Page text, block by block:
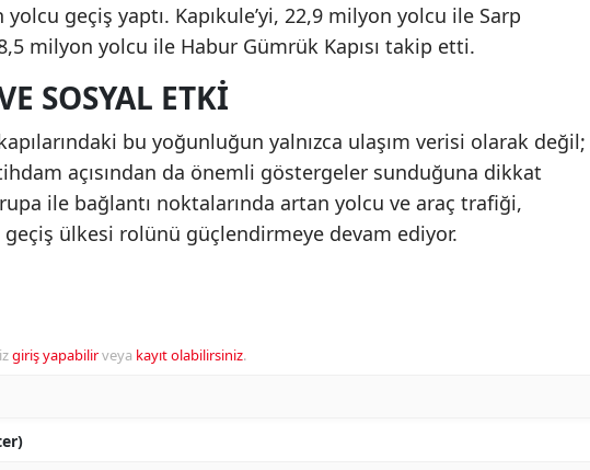
geçiş yaptı. Kapıkule’yi, 22,9 milyon yolcu ile Sarp
milyon yolcu ile Habur Gümrük Kapısı takip etti.
SOSYAL ETKI
bu yoğunluğun yalnızca ulaşım verisi olarak değil;
açısından da önemli göstergeler sunduğuna dikkat
ile bağlantı noktalarında artan yolcu ve araç trafiği,
geçiş ülkesi rolünü güçlendirmeye devam ediyor.
giriş yapabilirveya kayıt olabilirsiniz.